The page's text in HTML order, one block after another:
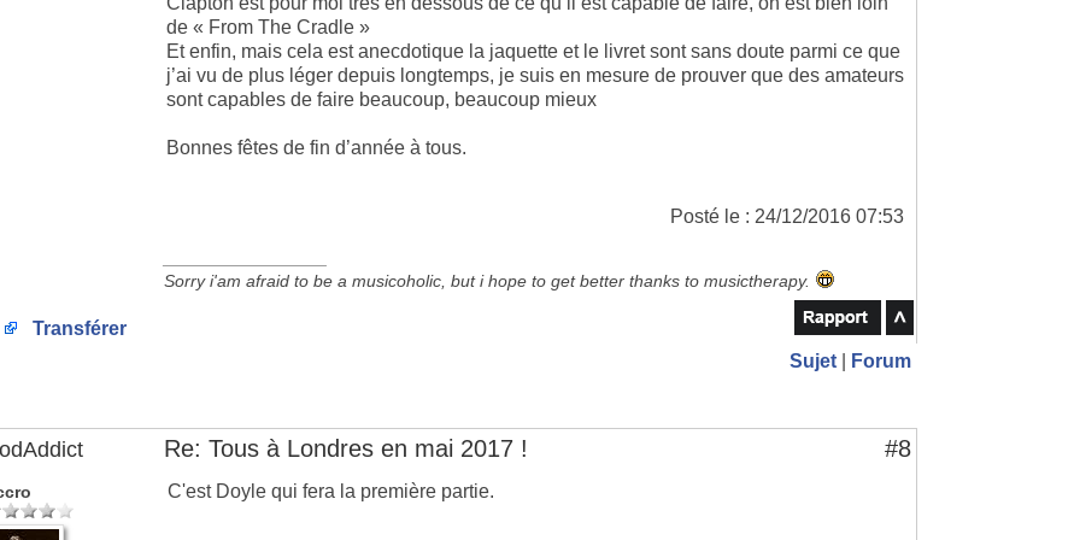
de « From The Cradle »
Et enfin, mais cela est anecdotique la jaquette et le livret sont sans doute parmi ce que
j’ai vu de plus léger depuis longtemps, je suis en mesure de prouver que des amateurs
sont capables de faire beaucoup, beaucoup mieux
Bonnes fêtes de fin d’année à tous.
Posté le : 24/12/2016 07:53
Sorry i'am afraid to be a musicoholic, but i hope to get better thanks to musictherapy.
Transférer
Sujet
Forum
Re: Tous à Londres en mai 2017 ! #8
C'est Doyle qui fera la première partie.